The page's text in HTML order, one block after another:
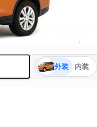
外装 内装